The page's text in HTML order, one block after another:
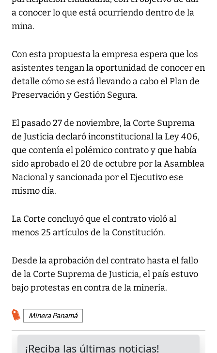
a conocer lo que está ocurriendo dentro de la
mina.
Con esta propuesta la empresa espera que los
asistentes tengan la oportunidad de conocer en
detalle cómo se está llevando a cabo el Plan de
Preservación y Gestión Segura.
El pasado 27 de noviembre, la Corte Suprema
de Justicia declaró inconstitucional la Ley 406,
que contenía el polémico contrato y que había
sido aprobado el 20 de octubre por la Asamblea
Nacional y sancionada por el Ejecutivo ese
mismo día.
La Corte concluyó que el contrato violó al
menos 25 artículos de la Constitución.
Desde la aprobación del contrato hasta el fallo
de la Corte Suprema de Justicia, el país estuvo
bajo protestas en contra de la minería.
Minera Panamá